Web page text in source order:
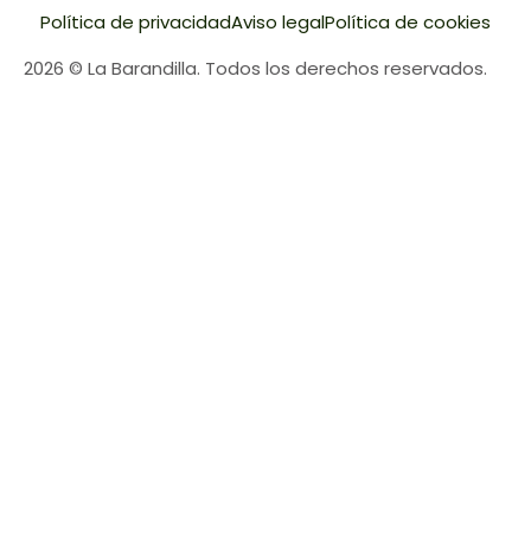
2026 © La Barandilla. Todos los derechos reservados.
Política de privacidadAviso legalPolítica de cookies